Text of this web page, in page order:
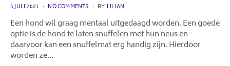
POSTED
5 JULI 2021 NO COMMENTS BY LILIAN
Een hond wil graag mentaal uitgedaagd worden. Een goede
optie is de hond te laten snuffelen met hun neus en
daarvoor kan een snuffelmat erg handig zijn. Hierdoor
worden ze…